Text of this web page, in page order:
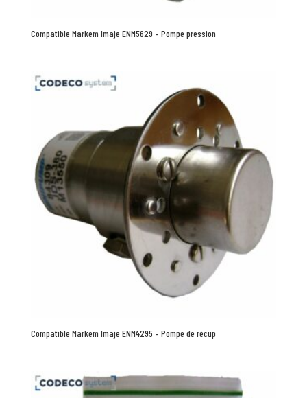
Compatible Markem Imaje ENM5629 – Pompe pression
Compatible Markem Imaje ENM4295 – Pompe de récup